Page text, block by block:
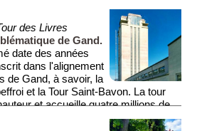
des Livres
de Gand.
date des années
dans l'alignement
de Gand, à savoir, la
et la Tour Saint-Bavon. La tour
et accueille quatre millions de